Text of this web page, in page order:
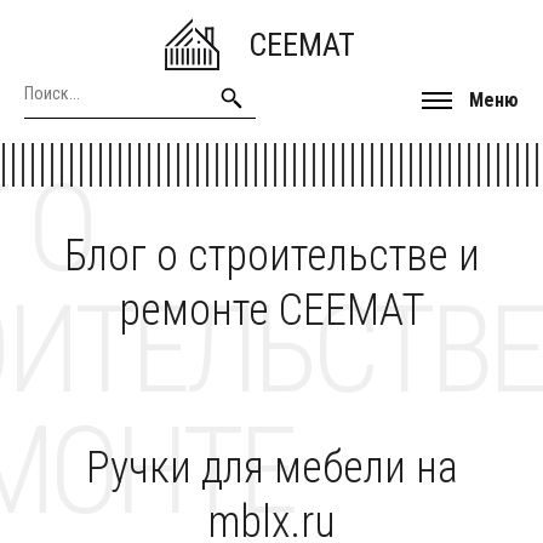
CEEMAT
Меню
Блог о строительстве и
ремонте CEEMAT
О
Ручки для мебели на
mblx.ru